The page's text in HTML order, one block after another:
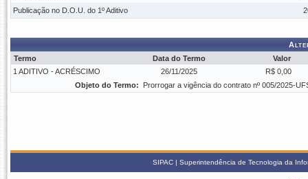
Publicação no D.O.U. do 1º Aditivo
Termo
Data do Termo
Valor
1 ADITIVO - ACRÉSCIMO
26/11/2025
R$ 0,00
Objeto do Termo:
Prorrogar a vigência do contrato nº 005/2025-
SIPAC | Superintendência de Tecnologia da